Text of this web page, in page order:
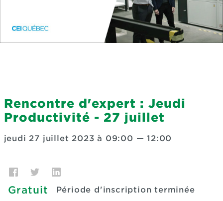
Rencontre d'expert : Jeudi
Productivité - 27 juillet
jeudi 27 juillet 2023 à 09:00 —12:00
Gratuit Période d'inscription terminée